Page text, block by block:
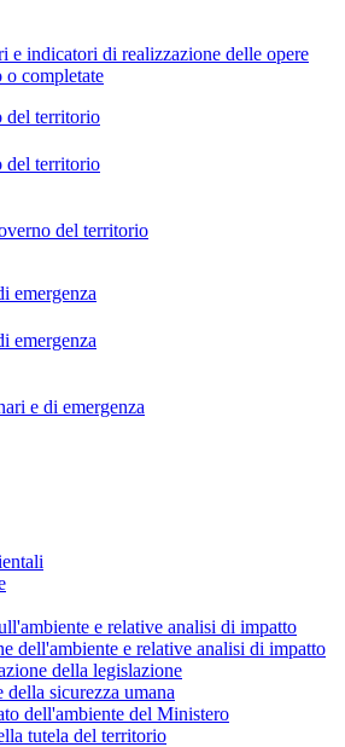
e indicatori di realizzazione delle opere
o completate
del territorio
del territorio
del territorio
emergenza
emergenza
e di emergenza
e relative analisi di impatto
dell'ambiente e relative analisi di impatto
della legislazione
della sicurezza umana
dell'ambiente del Ministero
tutela del territorio